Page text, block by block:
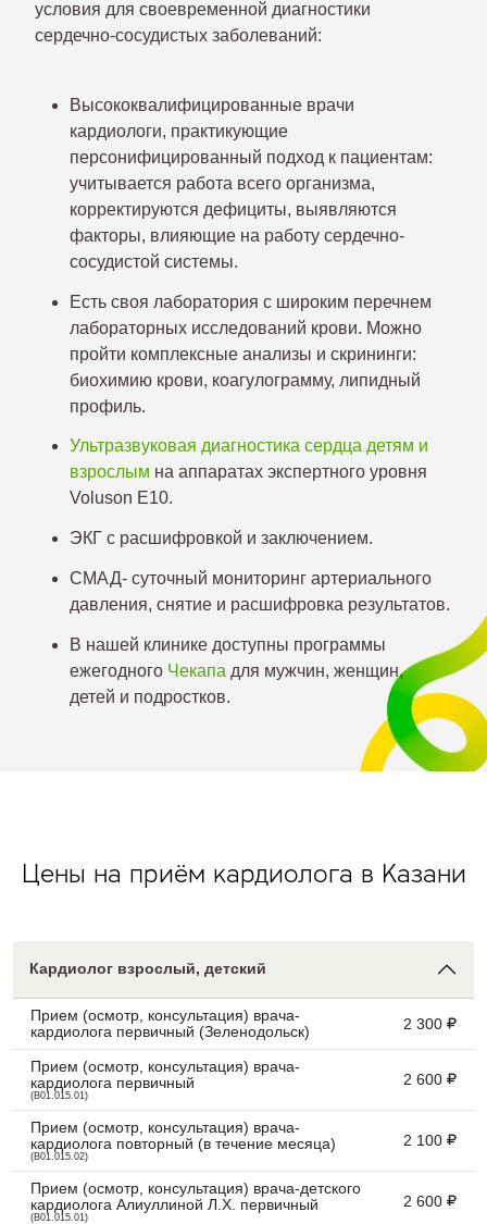
осложнений.
условия для своевременной диагностики
сердечно-сосудистых заболеваний:
Высококвалифицированные врачи
кардиологи, практикующие
персонифицированный подход к пациентам:
учитывается работа всего организма,
корректируются дефициты, выявляются
факторы, влияющие на работу сердечно-
сосудистой системы.
Есть своя лаборатория с широким перечнем
лабораторных исследований крови. Можно
пройти комплексные анализы и скрининги:
биохимию крови, коагулограмму, липидный
профиль.
Ультразвуковая диагностика сердца детям и
взрослым на аппаратах экспертного уровня
Voluson E10.
ЭКГ с расшифровкой и заключением.
СМАД- суточный мониторинг артериального
давления, снятие и расшифровка результатов.
В нашей клинике доступны программы
ежегодного Чекапа для мужчин, женщин,
детей и подростков.
Цены на приём кардиолога в Казани
Кардиолог взрослый, детский
Прием (осмотр, консультация) врача-
кардиолога первичный (Зеленодольск)
2 300
Прием (осмотр, консультация) врача-
кардиолога первичный
(B01.015.01)
2 600
Прием (осмотр, консультация) врача-
кардиолога повторный (в течение месяца)
(B01.015.02)
2 100
Прием (осмотр, консультация) врача-детского
кардиолога Алиуллиной Л.Х. первичный
(B01.015.01)
2 600